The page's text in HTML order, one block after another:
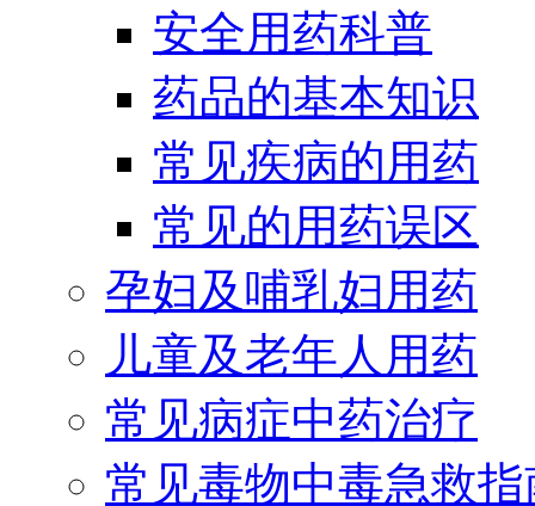
安全用药科普
药品的基本知识
常见疾病的用药
常见的用药误区
孕妇及哺乳妇用药
儿童及老年人用药
常见病症中药治疗
常见毒物中毒急救指